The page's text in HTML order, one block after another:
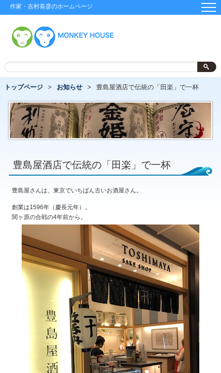
作家・吉村喜彦のホームページ
トップページ お知らせ 豊島屋酒店で伝統の「田楽」で一杯
豊島屋酒店で伝統の「田楽」で一杯
豊島屋さんは、東京でいちばん古いお酒屋さん。
創業は1596年（慶長元年）。
関ヶ原の合戦の4年前から。